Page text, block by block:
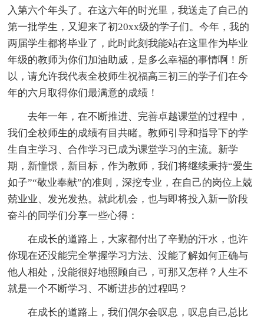
入第六个年头了。在这六年的时光里，我送走了自己的
第一批学生，又迎来了初20xx级的学子们。今年，我的
两届学生都将毕业了，此时此刻我能站在这里作为毕业
年级的教师为你们加油助威，是多么幸福的事情啊！所
以，请允许我代表全校师生祝福高三初三的学子们在今
年的六月取得你们最满意的成绩！
去年一年，在不断推进、完善卓越课堂的过程中，
我们全校师生的成绩有目共睹。教师引导和指导下的学
生自主学习、合作学习已成为课堂学习的主流。新学
期，新憧憬，新目标，作为教师，我们将继续秉持“爱生
如子”“敬业奉献”的准则，深挖专业，在自己的岗位上兢
兢业业、发光发热。就此机会，也与即将投入新一阶段
奋斗的同学们分享一些心得：
在成长的道路上，大家都付出了辛勤的汗水，也许
你现在还没能完全掌握学习方法、没能了解如何正确与
他人相处，没能很好地照顾自己，可那又怎样？人生不
就是一个不断学习、不断进步的过程吗？
在成长的道路上，我们偶尔会叹息，叹息自己总比